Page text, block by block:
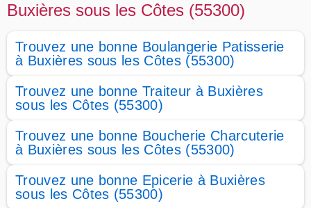
Buxières sous les Côtes (55300)
Trouvez une bonne Boulangerie Patisserie
à Buxières sous les Côtes (55300)
Trouvez une bonne Traiteur à Buxières
sous les Côtes (55300)
Trouvez une bonne Boucherie Charcuterie
à Buxières sous les Côtes (55300)
Trouvez une bonne Epicerie à Buxières
sous les Côtes (55300)